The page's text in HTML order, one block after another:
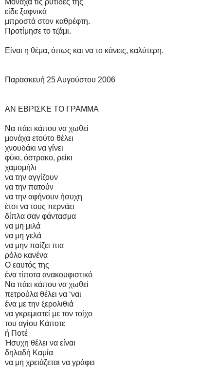
είδε ξαφνικά
μπροστά στον καθρέφτη.
Προτίμησε το τζάμι.
Είναι η θέμα, όπως και να το κάνεις, καλύτερη.
Παρασκευή 25 Αυγούστου 2006
ΑΝ ΕΒΡΙΣΚΕ ΤΟ ΓΡΑΜΜΑ
Να πάει κάπου να χωθεί
μονάχα ετούτο θέλει
χνουδάκι να γίνει
φύκι, όστρακο, ρείκι
χαμομήλι
να την αγγίζουν
να την πατούν
να την αφήνουν ήσυχη
έτσι να τους περνάει
δίπλα σαν φάντασμα
να μη μιλά
να μη γελά
να μην παίζει πια
ρόλο κανένα
Ο εαυτός της
ένα τίποτα ανακουφιστικό
Να πάει κάπου να χωθεί
πετρούλα θέλει να ‘ναι
ένα με την ξερολιθιά
να γκρεμιστεί με τον τοίχο
του αγίου Κάποτε
ή Ποτέ
Ήσυχη θέλει να είναι
δηλαδή Καμία
να μη χρειάζεται να γράφει